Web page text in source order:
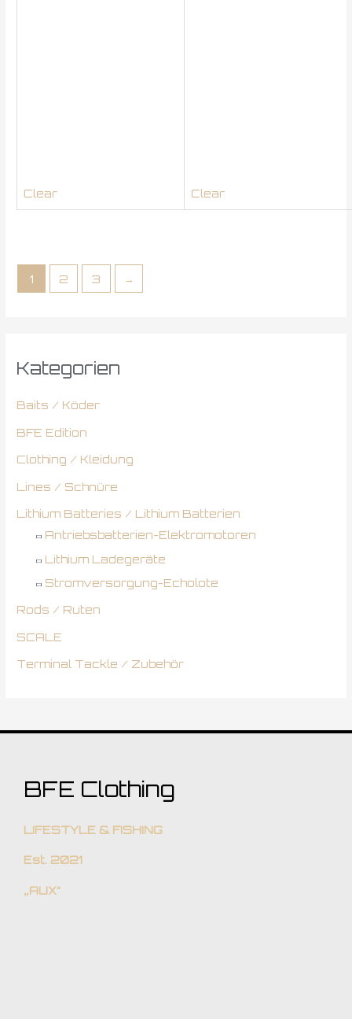
Kategorien
Baits / Köder
BFE Edition
Clothing / Kleidung
Lines / Schnüre
Lithium Batteries / Lithium Batterien
Antriebsbatterien-Elektromotoren
Lithium Ladegeräte
Stromversorgung-Echolote
Rods / Ruten
SCALE
Terminal Tackle / Zubehör
Clear Clear
1 2 3 →
BFE Clothing
LIFESTYLE & FISHING
Est. 2021
„AUX“